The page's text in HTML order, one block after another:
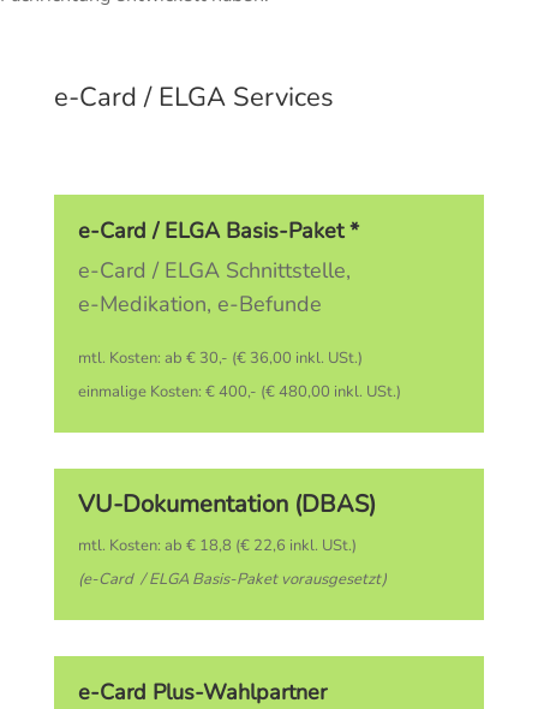
e-Card / ELGA Services
e-Card / ELGA Basis-Paket *
e-Card / ELGA Schnittstelle,
e-Medikation, e-Befunde
mtl. Kosten: ab € 30,- (€ 36,00 inkl. USt.)
einmalige Kosten: € 400,- (€ 480,00 inkl. USt.)
VU-Dokumentation (DBAS)
mtl. Kosten: ab € 18,8 (€ 22,6 inkl. USt.)
(e-Card / ELGA Basis-Paket vorausgesetzt)
e-Card Plus-Wahlpartner